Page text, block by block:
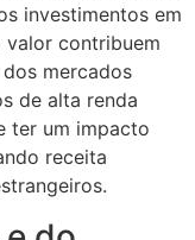
investimentos em
contribuem
mercados
de alta renda
ter um impacto
receita